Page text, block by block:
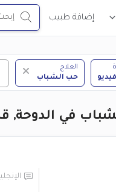
إضافة طبيب
العلاج
حب الشباب
في الدوحة,